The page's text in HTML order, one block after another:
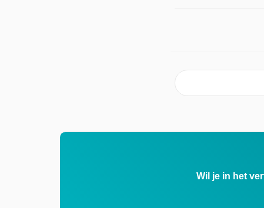
Wil je in het